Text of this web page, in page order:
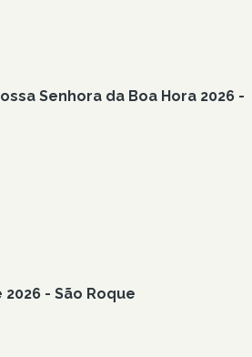
Senhora da Boa Hora 2026 -
- São Roque